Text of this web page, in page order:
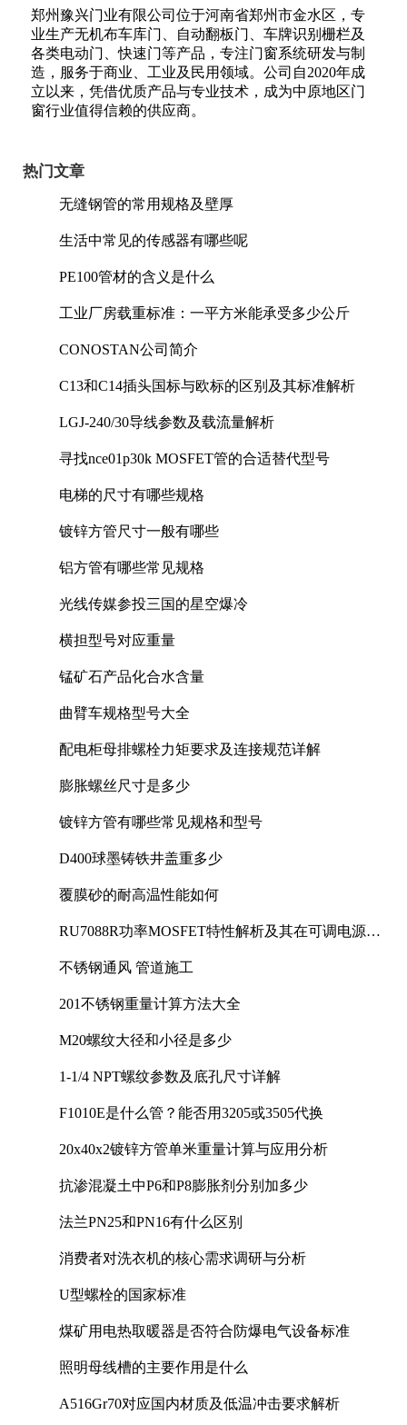
郑州豫兴门业有限公司位于河南省郑州市金水区，专
业生产无机布车库门、自动翻板门、车牌识别栅栏及
各类电动门、快速门等产品，专注门窗系统研发与制
造，服务于商业、工业及民用领域。公司自2020年成
立以来，凭借优质产品与专业技术，成为中原地区门
窗行业值得信赖的供应商。
热门文章
无缝钢管的常用规格及壁厚
生活中常见的传感器有哪些呢
PE100管材的含义是什么
工业厂房载重标准：一平方米能承受多少公斤
CONOSTAN公司简介
C13和C14插头国标与欧标的区别及其标准解析
LGJ-240/30导线参数及载流量解析
寻找nce01p30k MOSFET管的合适替代型号
电梯的尺寸有哪些规格
镀锌方管尺寸一般有哪些
铝方管有哪些常见规格
光线传媒参投三国的星空爆冷
横担型号对应重量
锰矿石产品化合水含量
曲臂车规格型号大全
配电柜母排螺栓力矩要求及连接规范详解
膨胀螺丝尺寸是多少
镀锌方管有哪些常见规格和型号
D400球墨铸铁井盖重多少
覆膜砂的耐高温性能如何
RU7088R功率MOSFET特性解析及其在可调电源设
不锈钢通风 管道施工
201不锈钢重量计算方法大全
M20螺纹大径和小径是多少
1-1/4 NPT螺纹参数及底孔尺寸详解
F1010E是什么管？能否用3205或3505代换
20x40x2镀锌方管单米重量计算与应用分析
抗渗混凝土中P6和P8膨胀剂分别加多少
法兰PN25和PN16有什么区别
消费者对洗衣机的核心需求调研与分析
U型螺栓的国家标准
煤矿用电热取暖器是否符合防爆电气设备标准
照明母线槽的主要作用是什么
A516Gr70对应国内材质及低温冲击要求解析